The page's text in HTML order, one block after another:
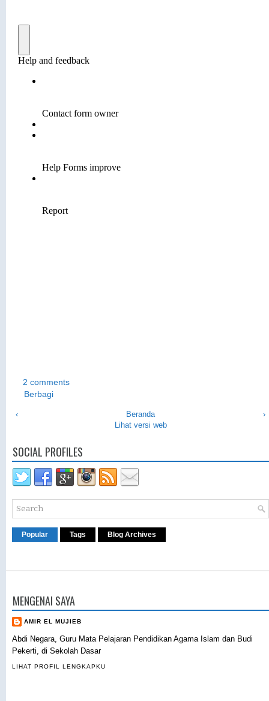
2 comments
Berbagi
‹ ›
Beranda
Lihat versi web
SOCIAL PROFILES
Popular Tags Blog Archives
MENGENAI SAYA
AMIR EL MUJIEB
Abdi Negara, Guru Mata Pelajaran Pendidikan Agama Islam dan Budi
Pekerti, di Sekolah Dasar
LIHAT PROFIL LENGKAPKU